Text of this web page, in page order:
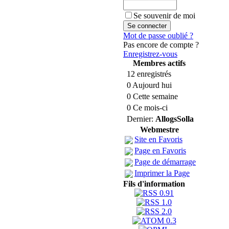
Se souvenir de moi
Mot de passe oublié ?
Pas encore de compte ?
Enregistrez-vous
Membres actifs
12 enregistrés
0 Aujourd hui
0 Cette semaine
0 Ce mois-ci
Dernier: AllogsSolla
Webmestre
Site en Favoris
Page en Favoris
Page de démarrage
Imprimer la Page
Fils d'information